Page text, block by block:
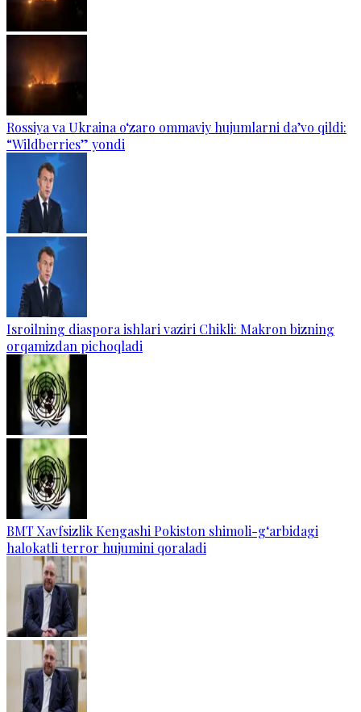
Rossiya va Ukraina o‘zaro ommaviy hujumlarni da’vo qildi:
“Wildberries” yondi
Isroilning diaspora ishlari vaziri Chikli: Makron bizning
orqamizdan pichoqladi
BMT Xavfsizlik Kengashi Pokiston shimoli-g‘arbidagi
halokatli terror hujumini qoraladi